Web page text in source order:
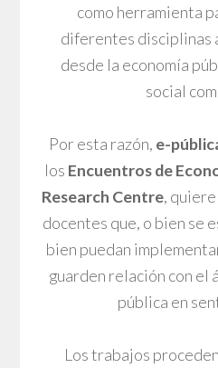
como herramienta
diferentes disciplinas
desde la economía
social
Por esta razón, e-
los Encuentros de
Research Centre,
docentes que, o bien se
bien puedan
guarden relación con el
pública en
Los trabajos